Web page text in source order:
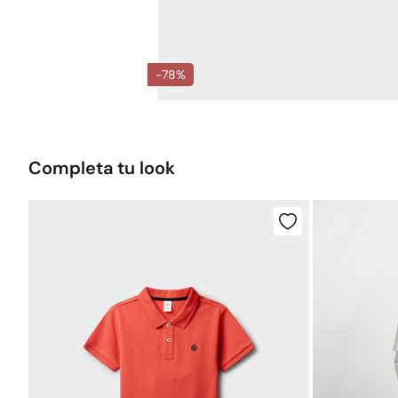
-78%
Completa tu look